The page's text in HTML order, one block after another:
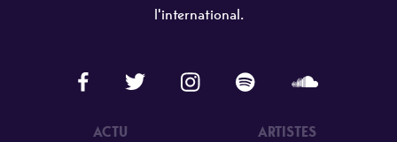
l'international.
ACTU ARTISTES